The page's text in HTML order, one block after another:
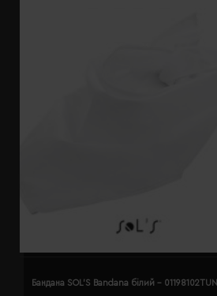
Бандана SOL'S Bandana білий - 01198102TUN